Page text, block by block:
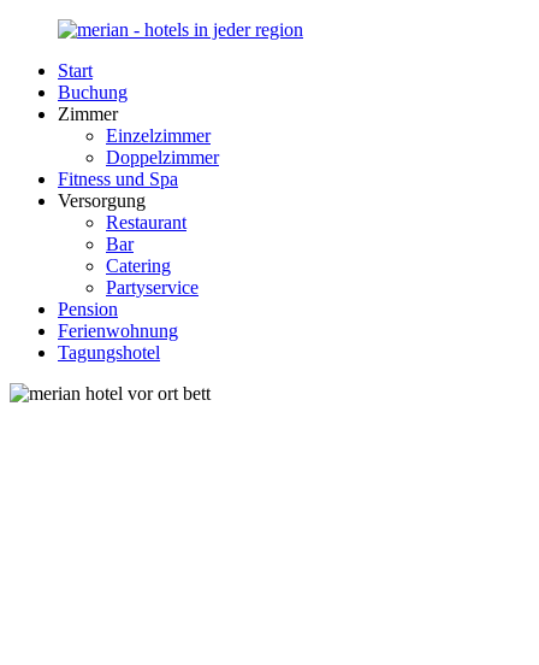
Zurück
Inhalt
Merian-
Hotel.de
Portal
Unterkunft
Deutschland
Start
Buchung
Zimmer
Einzelzimmer
Doppelzimmer
Fitness und Spa
Versorgung
Restaurant
Bar
Catering
Partyservice
Pension
Ferienwohnung
Tagungshotel